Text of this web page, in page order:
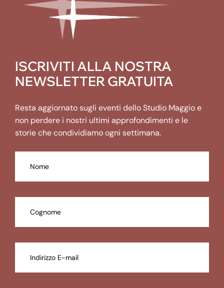
ISCRIVITI ALLA NOSTRA
NEWSLETTER GRATUITA
Resta aggiornato sugli eventi dello Studio Maggio e
non perdere i nostri ultimi approfondimenti e le
storie che condividiamo ogni settimana.